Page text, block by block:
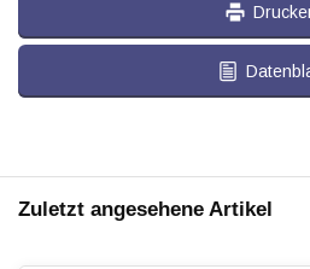
Zuletzt angesehene Artikel